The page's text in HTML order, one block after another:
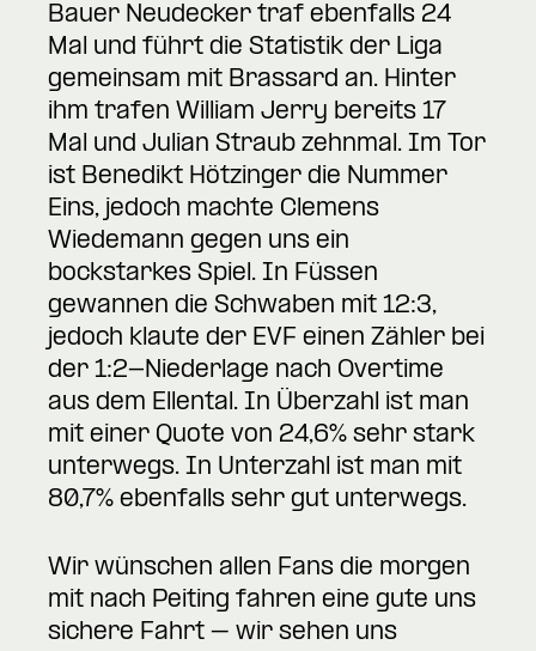
Bauer Neudecker traf ebenfalls 24
Mal und führt die Statistik der Liga
gemeinsam mit Brassard an. Hinter
ihm trafen William Jerry bereits 17
Mal und Julian Straub zehnmal. Im Tor
ist Benedikt Hötzinger die Nummer
Eins, jedoch machte Clemens
Wiedemann gegen uns ein
bockstarkes Spiel. In Füssen
gewannen die Schwaben mit 12:3,
jedoch klaute der EVF einen Zähler bei
der 1:2-Niederlage nach Overtime
aus dem Ellental. In Überzahl ist man
mit einer Quote von 24,6% sehr stark
unterwegs. In Unterzahl ist man mit
80,7% ebenfalls sehr gut unterwegs.
Wir wünschen allen Fans die morgen
mit nach Peiting fahren eine gute uns
sichere Fahrt – wir sehen uns